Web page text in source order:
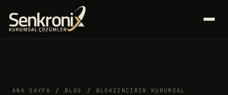
ANA SAYFA / BLOG /
BLOKZINCIRIN KURUMSAL